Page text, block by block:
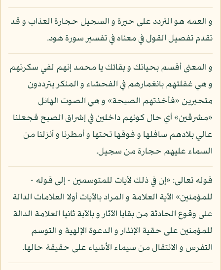
و العمه هو التردد على حيرة و السجيل حجارة العذاب و قد
تقدم تفصيل القول في معناه في تفسير سورة هود.
و المعنى أقسم بحياتك و بقائك يا محمد إنهم لفي سكرتهم
و هي غفلتهم بانغمارهم في الفحشاء و المنكر يترددون
متحيرين «فأخذتهم الصيحة» و هي الصوت الهائل
«مشرقين» أي حال كونهم داخلين في إشراق الصبح فجعلنا
عالي بلادهم سافلها و فوقها تحتها و أمطرنا و أنزلنا من
السماء عليهم حجارة من سجيل.
قوله تعالى: «إن في ذلك لآيات للمتوسمين - إلى قوله -
للمؤمنين» الآية العلامة و المراد بالآيات أولا العلامات الدالة
على وقوع الحادثة من بقايا الآثار و بالآية ثانيا العلامة الدالة
للمؤمنين على حقية الإنذار و الدعوة الإلهية و التوسم
التفرس و الانتقال من سيماء الأشياء على حقيقة حالها.